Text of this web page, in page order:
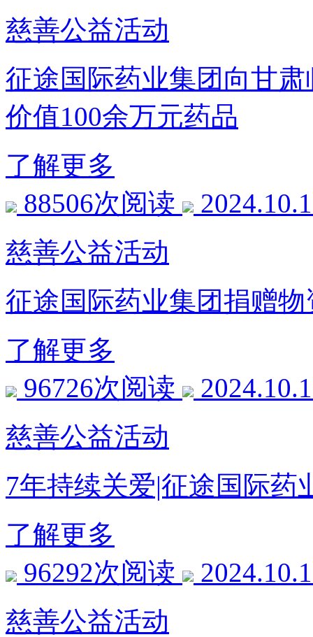
慈善公益活动
征途国际药业集团向甘
价值100余万元药品
了解更多
88506次阅读
慈善公益活动
征途国际药业集团捐赠
了解更多
96726次阅读
慈善公益活动
7年持续关爱|征途国际药
了解更多
96292次阅读
慈善公益活动